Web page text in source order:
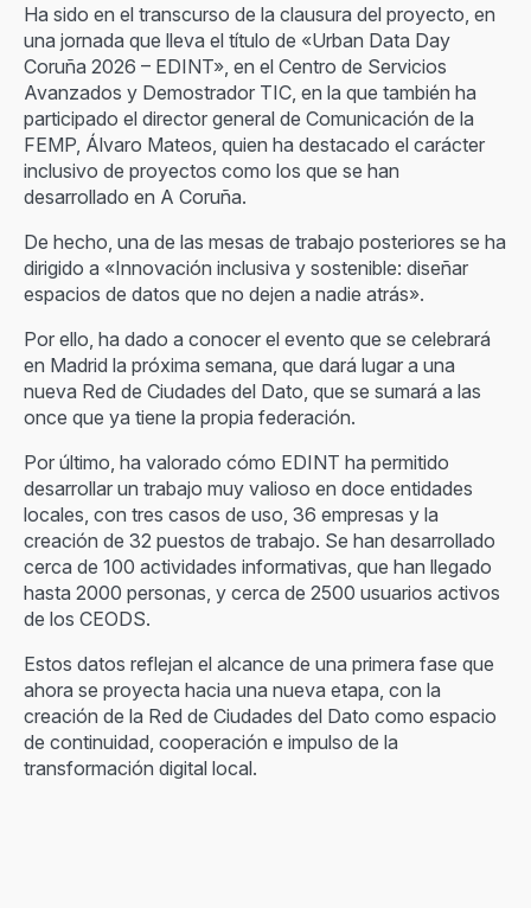
Ha sido en el transcurso de la clausura del proyecto, en
una jornada que lleva el título de «Urban Data Day
Coruña 2026 – EDINT», en el Centro de Servicios
Avanzados y Demostrador TIC, en la que también ha
participado el director general de Comunicación de la
FEMP, Álvaro Mateos, quien ha destacado el carácter
inclusivo de proyectos como los que se han
desarrollado en A Coruña.
De hecho, una de las mesas de trabajo posteriores se ha
dirigido a «Innovación inclusiva y sostenible: diseñar
espacios de datos que no dejen a nadie atrás».
Por ello, ha dado a conocer el evento que se celebrará
en Madrid la próxima semana, que dará lugar a una
nueva Red de Ciudades del Dato, que se sumará a las
once que ya tiene la propia federación.
Por último, ha valorado cómo EDINT ha permitido
desarrollar un trabajo muy valioso en doce entidades
locales, con tres casos de uso, 36 empresas y la
creación de 32 puestos de trabajo. Se han desarrollado
cerca de 100 actividades informativas, que han llegado
hasta 2000 personas, y cerca de 2500 usuarios activos
de los CEODS.
Estos datos reflejan el alcance de una primera fase que
ahora se proyecta hacia una nueva etapa, con la
creación de la Red de Ciudades del Dato como espacio
de continuidad, cooperación e impulso de la
transformación digital local.